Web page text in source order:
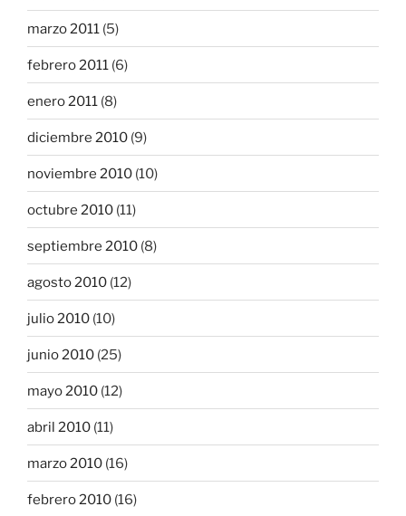
marzo 2011 (5)
febrero 2011 (6)
enero 2011 (8)
diciembre 2010 (9)
noviembre 2010 (10)
octubre 2010 (11)
septiembre 2010 (8)
agosto 2010 (12)
julio 2010 (10)
junio 2010 (25)
mayo 2010 (12)
abril 2010 (11)
marzo 2010 (16)
febrero 2010 (16)